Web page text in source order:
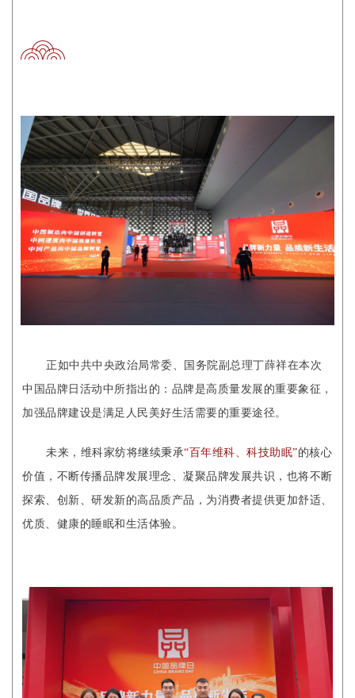
正如中共中央政治局常委、国务院副总理丁薛祥在本次
中国品牌日活动中所指出的：品牌是高质量发展的重要象征，
加强品牌建设是满足人民美好生活需要的重要途径。
未来，维科家纺将继续秉承“百年维科、科技助眠”的核心
价值，不断传播品牌发展理念、凝聚品牌发展共识，也将不断
探索、创新、研发新的高品质产品，为消费者提供更加舒适、
优质、健康的睡眠和生活体验。